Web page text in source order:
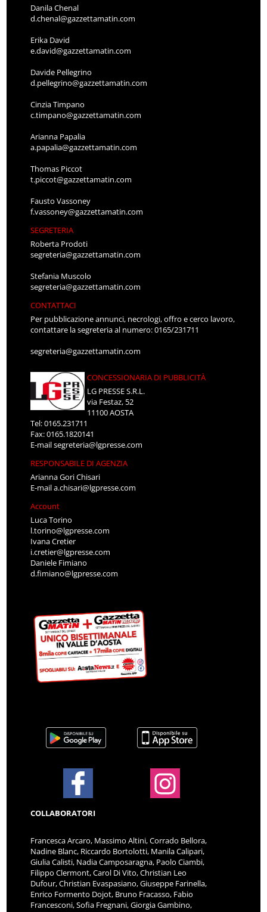
Danila Chenal
d.chenal@gazzettamatin.com
Erika David
e.david@gazzettamatin.com
Davide Pellegrino
d.pellegrino@gazzettamatin.com
Cinzia Timpano
c.timpano@gazzettamatin.com
Arianna Papalia
a.papalia@gazzettamatin.com
Thomas Piccot
t.piccot@gazzettamatin.com
Fausto Vassoney
f.vassoney@gazzettamatin.com
SEGRETERIA
Roberta Prodoti
segreteria@gazzettamatin.com
Stefania Muscolo
segreteria@gazzettamatin.com
CONTATTACI
Per pubblicazione annunci, necrologi, offro e cerco lavoro,
contattare la segreteria al numero: 0165/231711
segreteria@gazzettamatin.com
CONCESSIONARIA DI PUBBLICITÀ
LG PRESSE S.R.L.
via Festaz, 52
11100 AOSTA
Tel: 0165.231711
Fax: 0165.1820141
E-mailsegreteria@lgpresse.com
RESPONSABILE DI AGENZIA
Arianna Gori Chisari
E-maila.chisari@lgpresse.com
Account
Luca Torino
l.torino@lgpresse.com
Ivana Cretier
i.cretier@lgpresse.com
Daniele Fimiano
d.fimiano@lgpresse.com
COLLABORATORI
Francesca Arcaro, Massimo Altini, Corrado Bellora,
Nadine Blanc, Riccardo Bortolotti, Manila Calipari,
Giulia Calisti, Nadia Camposaragna, Paolo Ciambi,
Filippo Clermont, Carol Di Vito, Christian Leo
Dufour, Christian Evaspasiano, Giuseppe Farinella,
Enrico Formento Dojot, Bruno Fracasso, Fabio
Francesconi, Sofia Fregnani, Giorgia Gambino,